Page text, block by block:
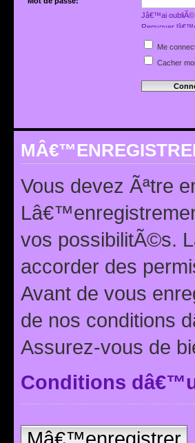
Jâ€™ai oubliÃ©
Renvoyer
Me
Cacher
Vous devez Ãªtre
vos possibilitÃ©s.
accorder des
Avant de vous
de nos conditions
Assurez-vous de
Conditions
Mâ€™enregistrer